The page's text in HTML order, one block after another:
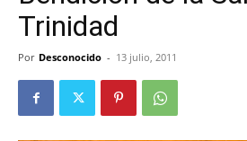
Trinidad
Por Desconocido - 13 julio, 2011